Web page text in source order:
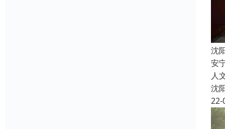
沈
安
人
沈
22-